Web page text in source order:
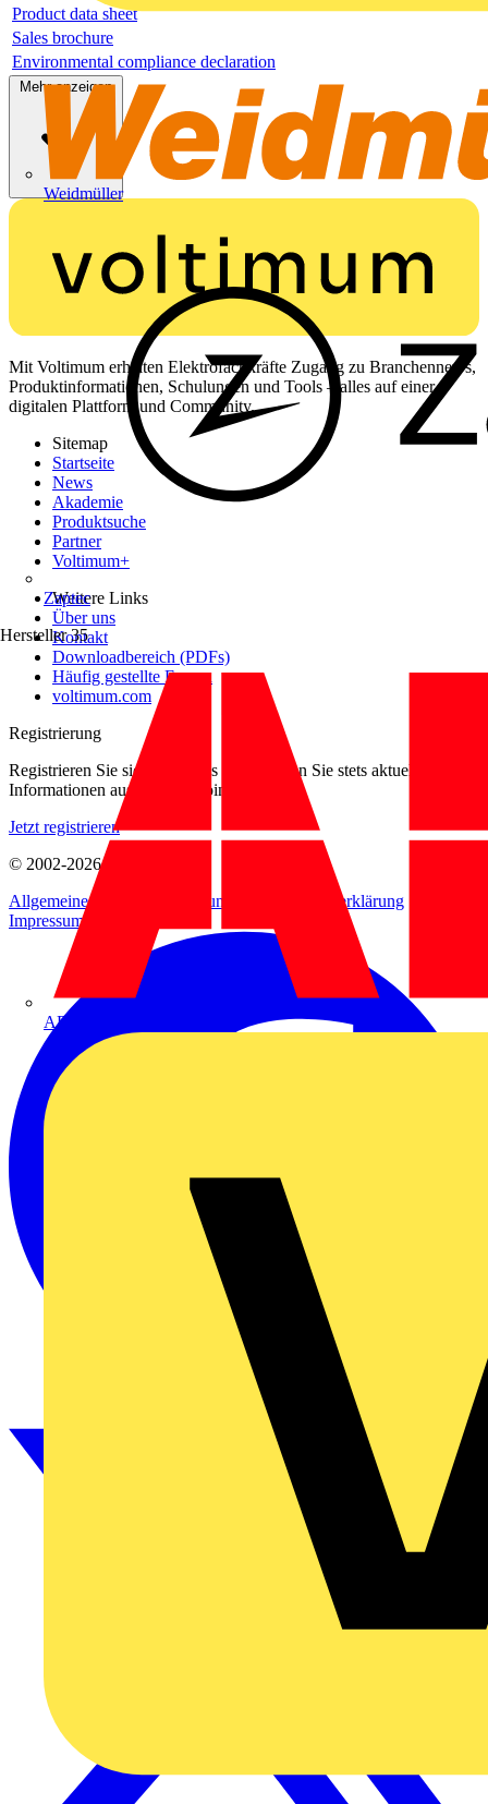
Weidmüller
Zaptec
Hersteller 35
ABB
Product data sheet
Sales brochure
Environmental compliance declaration
Mehr anzeigen
Mit Voltimum erhalten Elektrofachkräfte Zugang zu Branchennews,
Produktinformationen, Schulungen und Tools – alles auf einer
digitalen Plattform und Community.
Sitemap
Startseite
News
Akademie
Produktsuche
Partner
Voltimum+
Weitere Links
Über uns
Kontakt
Downloadbereich (PDFs)
Häufig gestellte Fragen
voltimum.com
Registrierung
Registrieren Sie sich kostenlos und erhalten Sie stets aktuelle
Informationen aus der Elektroindustrie.
Jetzt registrieren
© 2002-2026Voltimum
Allgemeine Geschäftsbedingungen
Datenschutzerklärung
Impressum